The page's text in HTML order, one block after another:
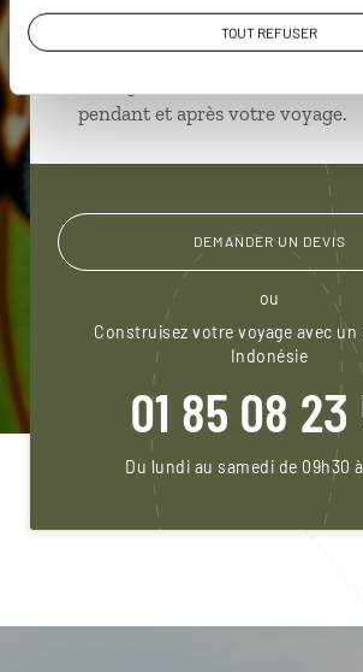
TOUT REFUSER
connectés en agence, mais
pendant et après votre voyage.
DEMANDER UN DEVIS
ou
Construisez votre voyage avec
Indonésie
01 85 08 23
Du lundi au samedi de 09h30